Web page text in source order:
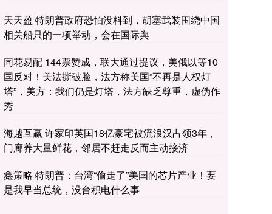
天天盈 特朗普政府恐怕没料到，胡塞武装围绕中国
相关船只的一项举动，会在国际舆
同花易配 144票赞成，联大通过提议，美俄以等10
国反对！美法撕破脸，法方称美国“不再是人权灯
塔”，美方：我们仍是灯塔，法方缺乏尊重，虚伪作
秀
海越互赢 许家印英国18亿豪宅被流浪汉占领3年，
门廊养大量鲜花，邻居不赶走反而主动接济
鑫策略 特朗普：台湾“偷走了”美国的芯片产业！要
是我早当总统，没台积电什么事